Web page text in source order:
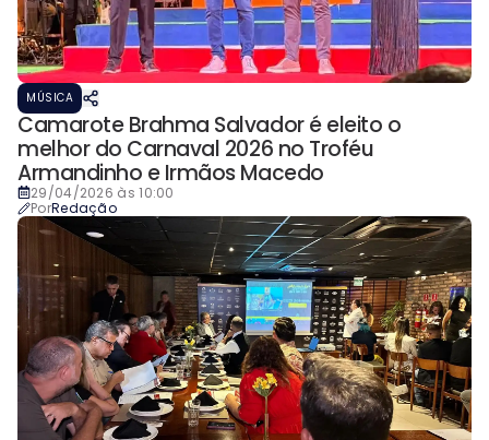
MÚSICA
Camarote Brahma Salvador é eleito o
melhor do Carnaval 2026 no Troféu
Armandinho e Irmãos Macedo
29/04/2026 às 10:00
PorRedação